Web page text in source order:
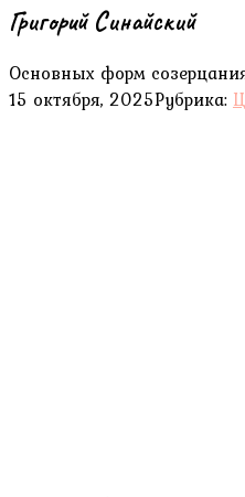
Григорий Синайский
Основных форм
15 октября, 2025Рубрика: